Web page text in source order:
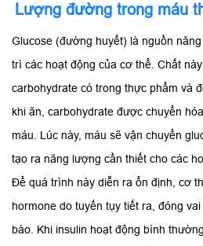
Lượng đường trong máu
Glucose (đường huyết) là nguồn
trì các hoạt động của cơ thể. Chất
carbohydrate có trong thực phẩm và
khi ăn, carbohydrate được chuyển
máu. Lúc này, máu sẽ vận chuyển
tạo ra năng lượng cần thiết cho các
Để quá trình này diễn ra ổn định, cơ
hormone do tuyến tụy tiết ra, đóng
bào. Khi insulin hoạt động bình